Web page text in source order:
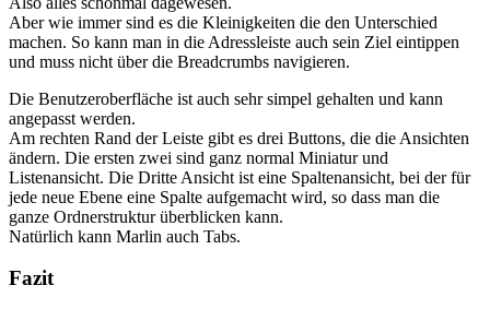
Aber wie immer sind es die Kleinigkeiten die den Unterschied
machen. So kann man in die Adressleiste auch sein Ziel eintippen
und muss nicht über die Breadcrumbs navigieren.
Die Benutzeroberfläche ist auch sehr simpel gehalten und kann
angepasst werden.
Am rechten Rand der Leiste gibt es drei Buttons, die die Ansichten
ändern. Die ersten zwei sind ganz normal Miniatur und
Listenansicht. Die Dritte Ansicht ist eine Spaltenansicht, bei der für
jede neue Ebene eine Spalte aufgemacht wird, so dass man die
ganze Ordnerstruktur überblicken kann.
Natürlich kann Marlin auch Tabs.
Fazit